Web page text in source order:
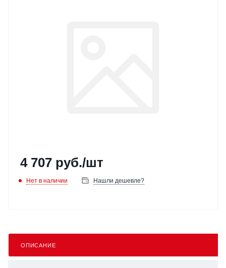
4 707 руб./шт
Нет в наличии Нашли дешевле?
ОПИСАНИЕ